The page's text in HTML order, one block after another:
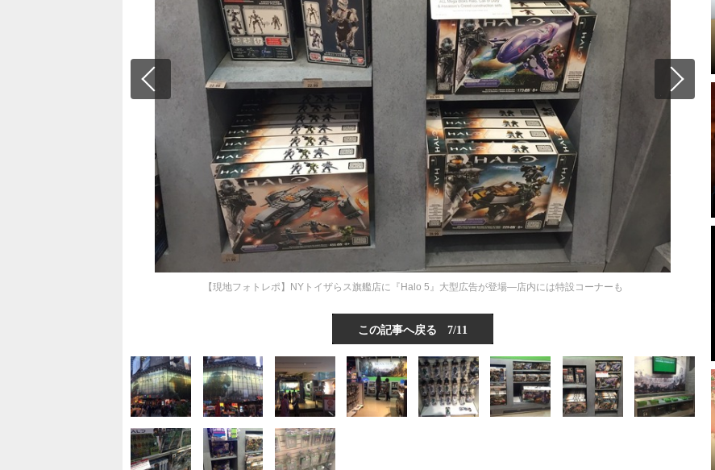
【現地フォトレポ】NYトイザらス旗艦店に『Halo 5』大型広告が登場―店内には特設コーナーも
この記事へ戻る 7/11